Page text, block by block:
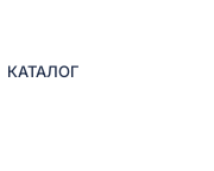
КАТАЛОГ